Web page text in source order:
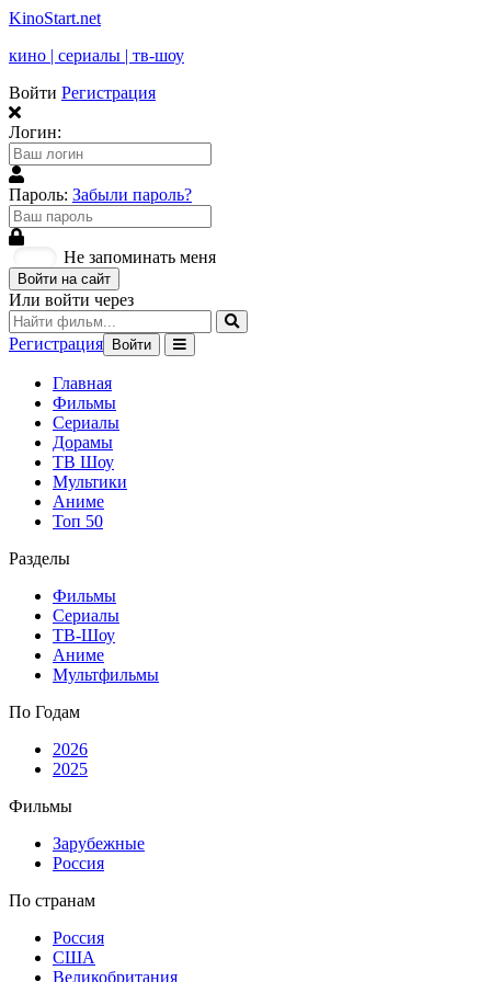
KinoStart.net
кино | сериалы | тв-шоу
Войти Регистрация
Логин:
Пароль: Забыли пароль?
Не запоминать меня
Войти на сайт
Или войти через
Регистрация Войти
Главная
Фильмы
Сериалы
Дорамы
ТВ Шоу
Мультики
Аниме
Топ 50
Разделы
Фильмы
Сериалы
ТВ-Шоу
Аниме
Мультфильмы
По Годам
2026
2025
Фильмы
Зарубежные
Россия
По странам
Россия
США
Великобритания